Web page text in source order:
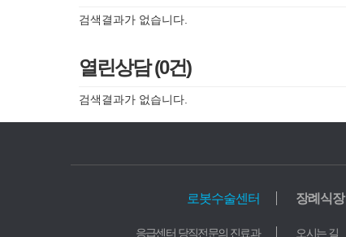
검색결과가 없습니다.
열린상담 (0건)
검색결과가 없습니다.
로봇수술센터 장례식장
응급센터 당직전문의 진료과 오시는 길